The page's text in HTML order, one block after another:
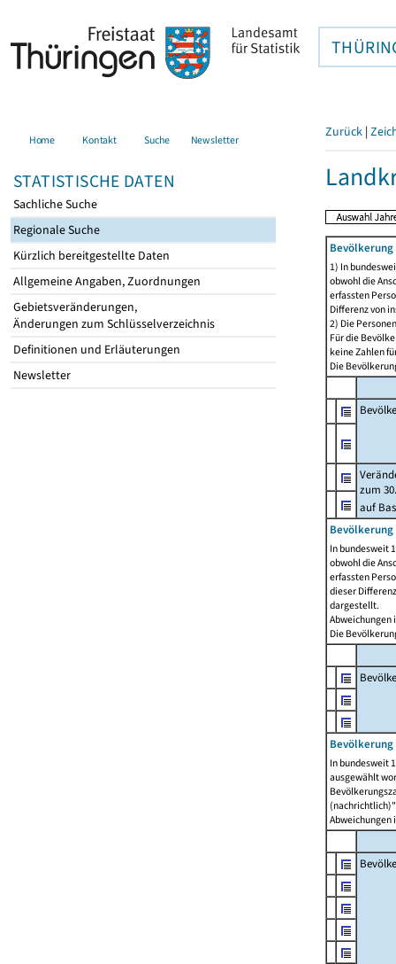
Home Kontakt Suche Newsletter
STATISTISCHE DATEN
Sachliche Suche
Regionale Suche
Kürzlich bereitgestellte Daten
Allgemeine Angaben, Zuordnungen
Gebietsveränderungen,
Änderungen zum Schlüsselverzeichnis
Definitionen und Erläuterungen
Newsletter
Zurück |
1) In
obwohl die
erfassten
Differenz von
2) Die
Für die
keine Zahlen
Die
zum
auf
Bevölkerung
In bundesweit
obwohl die
erfassten
dieser
dargestellt.
Abweichungen
Die
In bundesweit
ausgewählt
Abweichungen